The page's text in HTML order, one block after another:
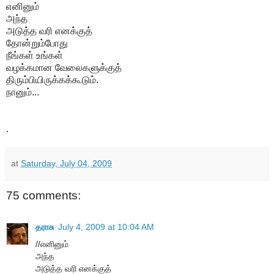
எனினும்
அந்த
அடுத்த வரி எனக்குத்
தோன்றும்போது
நீங்கள் உங்கள்
வழக்கமான வேலைகளுக்குத்
திரும்பியிருக்கக்கூடும்.
நானும்...
.
at Saturday, July 04, 2009
75 comments:
தராசு July 4, 2009 at 10:04 AM
//எனினும்
அந்த
அடுத்த வரி எனக்குத்